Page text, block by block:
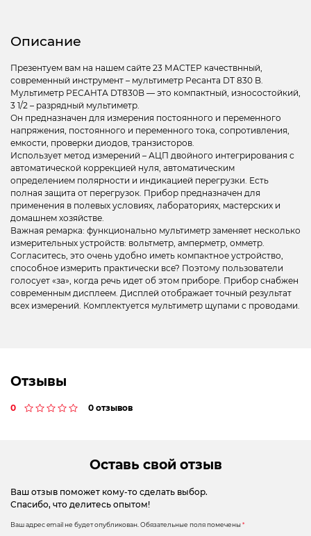
Описание
Презентуем вам на нашем сайте 23 МАСТЕР качествнный,
современный инструмент – мультиметр Ресанта DT 830 B.
Мультиметр РЕСАНТА DT830B — это компактный, износостойкий,
3 1/2 – разрядный мультиметр.
Он предназначен для измерения постоянного и переменного
напряжения, постоянного и переменного тока, сопротивления,
емкости, проверки диодов, транзисторов.
Использует метод измерений – АЦП двойного интегрирования с
автоматической коррекцией нуля, автоматическим
определением полярности и индикацией перегрузки. Есть
полная защита от перегрузок. Прибор предназначен для
применения в полевых условиях, лабораториях, мастерских и
домашнем хозяйстве.
Важная ремарка: функционально мультиметр заменяет несколько
измерительных устройств: вольтметр, амперметр, омметр.
Согласитесь, это очень удобно иметь компактное устройство,
способное измерить практически все? Поэтому пользователи
голосует «за», когда речь идет об этом приборе. Прибор снабжен
современным дисплеем. Дисплей отображает точный результат
всех измерений. Комплектуется мультиметр щупами с проводами.
Отзывы
0 0 отзывов
Оставь свой отзыв
Ваш отзыв поможет кому-то сделать выбор.
Спасибо, что делитесь опытом!
Ваш адрес email не будет опубликован. Обязательные поля помечены*